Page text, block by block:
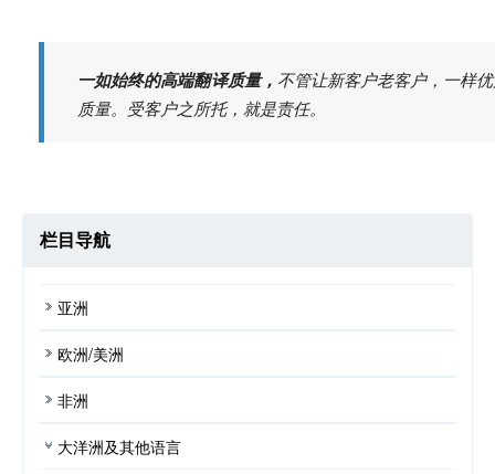
一如始终的高端翻译质量， 不管让新客户老客户，一样
质量。受客户之所托，就是责任。
栏目导航
亚洲
欧洲/美洲
非洲
大洋洲及其他语言